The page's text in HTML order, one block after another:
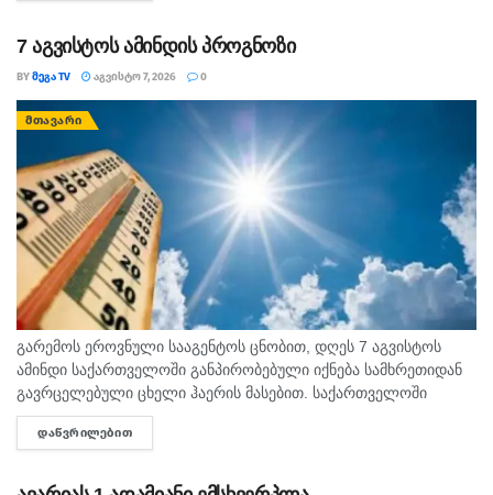
7 აგვისტოს ამინდის პროგნოზი
BYᲛᲔᲒᲐ TV ᲐᲒᲕᲘᲡᲢᲝ 7, 2026 0
ᲛᲗᲐᲕᲐᲠᲘ
გარემოს ეროვნული სააგენტოს ცნობით, დღეს 7 აგვისტოს
ამინდი საქართველოში განპირობებული იქნება სამხრეთიდან
გავრცელებული ცხელი ჰაერის მასებით. საქართველოში
მოსალოდნელია: დროგამოშვებით ღრუბლიანობის მომატება.
უმეტესად უნალექოდ. იქროლებსაღმოსავლეთის
ᲓᲐᲬᲕᲠᲘᲚᲔᲑᲘᲗ